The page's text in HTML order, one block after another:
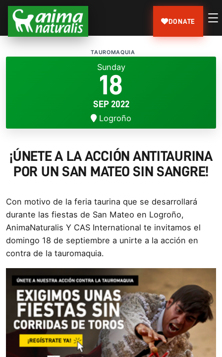
DONATE
TAUROMAQUIA
Sunday
18
SEP 2022
Logroño
¡ÚNETE A LA ACCIÓN ANTITAURINA
POR UN SAN MATEO SIN SANGRE!
Con motivo de la feria taurina que se desarrollará
durante las fiestas de San Mateo en Logroño,
AnimaNaturalis Y CAS International te invitamos el
domingo 18 de septiembre a unirte a la acción en
contra de la tauromaquia.